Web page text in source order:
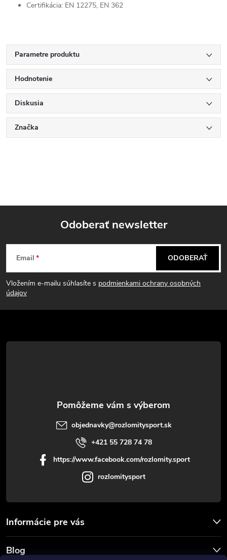
Certifikácia: EN 12275, EN 362
Parametre produktu
Hodnotenie
Diskusia
Značka
Z
á
p
t
Odoberať newsletter
Email
Vložením e-mailu súhlasíte s podmienkami ochrany osobných
údajov
ODOBERAŤ
objednavky@rozlomitysport.sk
+421 55 728 74 78
https://www.facebook.com/rozlomity.sport
rozlomitysport
Informácie pre vás
Blog